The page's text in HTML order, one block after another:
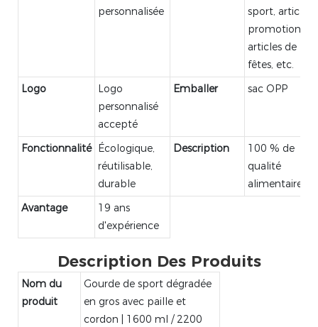
personnalisée
sport, articles
articles de
fêtes, etc.
Logo
Logo
personnalisé
accepté
Emballer sac OPP
Fonctionnalité Écologique,
réutilisable,
durable
Description
100 % de
qualité
alimentaire
Avantage
19 ans
d'expérience
Description Des Produits
Nom du
produit
Gourde de sport dégradée
en gros avec paille et
cordon | 1600 ml / 2200